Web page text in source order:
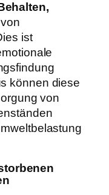
von
ist
können diese
von